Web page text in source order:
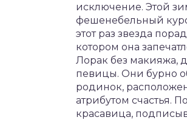
исключение. Этой
фешенебельный
этот раз звезда
котором она
Лорак без макияжа,
певицы. Они бурно
родинок,
атрибутом счастья.
красавица,